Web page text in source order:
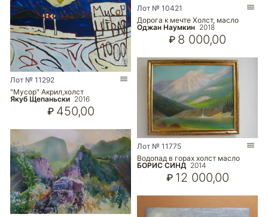
Лот № 11292
"Мусор" Акрил,холст
Якуб Щепаньски 2016
₽ 450,00
Лот № 10421
Дорога к мечте Холст, масло
Оджан Наумкин 2018
₽ 8 000,00
Лот № 11775
Водопад в горах холст масло
БОРИС СИНД 2014
₽ 12 000,00